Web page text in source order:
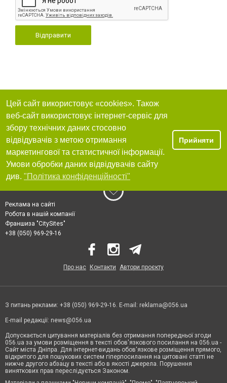
Відправити
Цей сайт використовує «cookies». Також
веб-сайт використовує інтернет-сервіс для
збору технічних даних стосовно
відвідувачів з метою отримання
маркетингової та статистичної інформації.
Умови обробки даних відвідувачів сайту
див. "Політика конфіденційності"
Прийняти
Реклама на сайті
Робота в нашій компанії
Франшиза "CitySites"
+38 (050) 969-29-16
Про нас Контакти Автори проєкту
З питань реклами: +38 (050) 969-29-16. E-mail: reklama@056.ua
E-mail редакції: news@056.ua
Допускається цитування матеріалів без отримання попередньої згоди
056.ua за умови розміщення в тексті обов'язкового посилання на 056.ua -
Сайт міста Дніпра. Для інтернет-видань обов'язкове розміщення прямого,
відкритого для пошукових систем гіперпосилання на цитовані статті не
нижче другого абзацу в тексті або в якості джерела. Порушення
виняткових прав переслідується Законом.